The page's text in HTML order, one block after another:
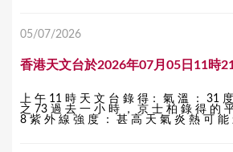
05/07/2026
香港天文台於2026年07月05日11時
上 午 11 時 天 文 台 錄 得： 氣 溫 ： 31
之 73 過 去 一 小 時 ， 京 士 柏 錄 得 的
8 紫 外 線 強 度 ： 甚 高 天 氣 炎 熱 可 能